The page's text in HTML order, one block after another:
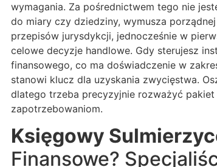
wymagania. Za pośrednictwem tego nie
do miary czy dziedziny, wymusza
przepisów jurysdykcji, jednocześnie w
celowe decyzje handlowe. Gdy sterujesz
finansowego, co ma doświadczenie w
stanowi klucz dla uzyskania zwycięstwa.
dlatego trzeba precyzyjnie rozważyć
zapotrzebowaniom.
Księgowy
Finansowe?